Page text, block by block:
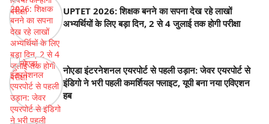
UPTET 2026: शिक्षक बनने का सपना देख रहे लाखों
अभ्यर्थियों के लिए बड़ा दिन, 2 से 4 जुलाई तक होगी परीक्षा
नोएडा इंटरनेशनल एयरपोर्ट से पहली उड़ान: जेवर एयरपोर्ट से
इंडिगो ने भरी पहली कमर्शियल फ्लाइट, यूपी बना नया एविएशन
हब